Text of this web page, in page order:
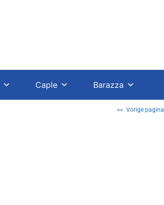
Caple Barazza
<< Vorige pagina